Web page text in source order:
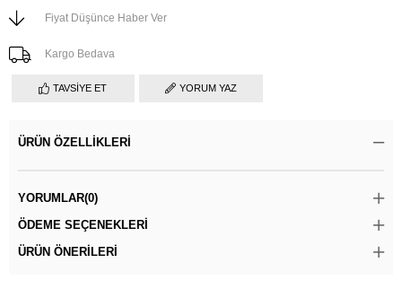
Fiyat Düşünce Haber Ver
Kargo Bedava
TAVSIYE ET YORUM YAZ
ÜRÜN ÖZELLIKLERI
YORUMLAR(0)
ÖDEME SEÇENEKLERI
ÜRÜN ÖNERILERI